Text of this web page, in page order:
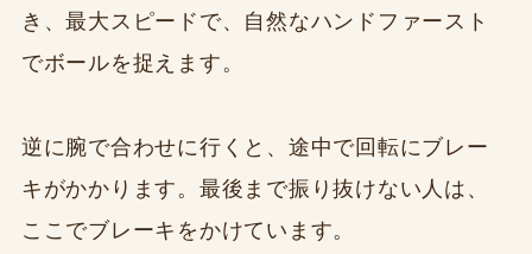
き、最大スピードで、自然なハンドファースト
でボールを捉えます。
逆に腕で合わせに行くと、途中で回転にブレー
キがかかります。最後まで振り抜けない人は、
ここでブレーキをかけています。